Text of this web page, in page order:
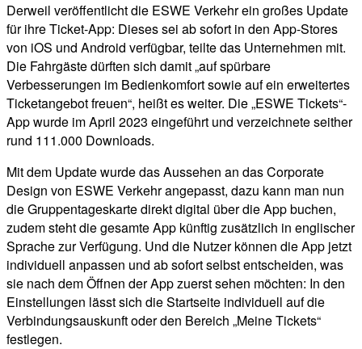
Derweil veröffentlicht die ESWE Verkehr ein großes Update
für ihre Ticket-App: Dieses sei ab sofort in den App-Stores
von iOS und Android verfügbar, teilte das Unternehmen mit.
Die Fahrgäste dürften sich damit „auf spürbare
Verbesserungen im Bedienkomfort sowie auf ein erweitertes
Ticketangebot freuen“, heißt es weiter. Die „ESWE Tickets“-
App wurde im April 2023 eingeführt und verzeichnete seither
rund 111.000 Downloads.
Mit dem Update wurde das Aussehen an das Corporate
Design von ESWE Verkehr angepasst, dazu kann man nun
die Gruppentageskarte direkt digital über die App buchen,
zudem steht die gesamte App künftig zusätzlich in englischer
Sprache zur Verfügung. Und die Nutzer können die App jetzt
individuell anpassen und ab sofort selbst entscheiden, was
sie nach dem Öffnen der App zuerst sehen möchten: In den
Einstellungen lässt sich die Startseite individuell auf die
Verbindungsauskunft oder den Bereich „Meine Tickets“
festlegen.